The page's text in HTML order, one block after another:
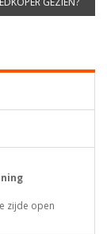
zijde open